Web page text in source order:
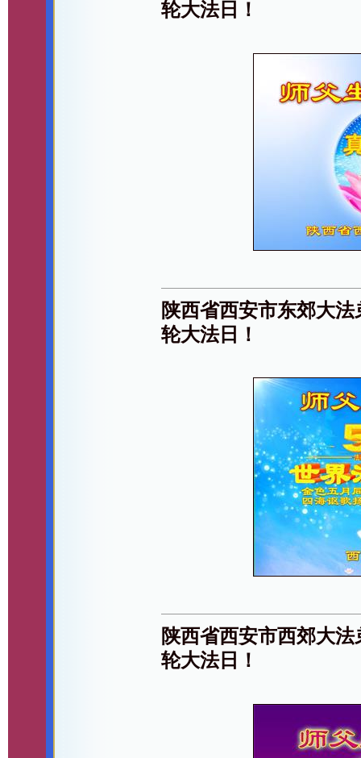
轮大法日！
陕西省西安市东郊大
轮大法日！
陕西省西安市西郊大
轮大法日！